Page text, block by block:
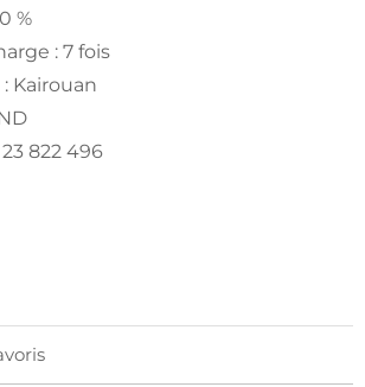
%
: 7 fois
Kairouan
822 496